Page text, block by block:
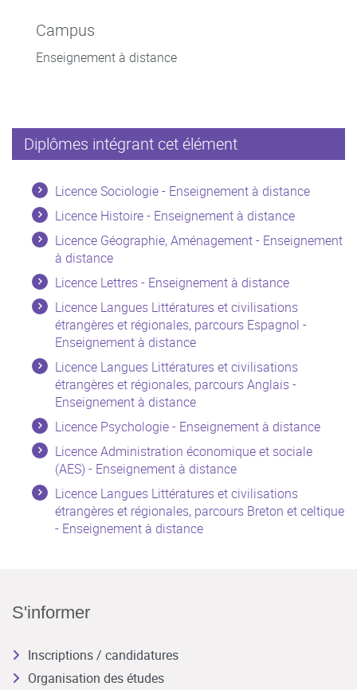
Campus
Enseignement à distance
Diplômes intégrant cet élément
Licence Sociologie - Enseignement à distance
Licence Histoire - Enseignement à distance
Licence Géographie, Aménagement - Enseignement
à distance
Licence Lettres - Enseignement à distance
Licence Langues Littératures et civilisations
étrangères et régionales, parcours Espagnol -
Enseignement à distance
Licence Langues Littératures et civilisations
étrangères et régionales, parcours Anglais -
Enseignement à distance
Licence Psychologie - Enseignement à distance
Licence Administration économique et sociale
(AES) - Enseignement à distance
Licence Langues Littératures et civilisations
étrangères et régionales, parcours Breton et celtique
- Enseignement à distance
S'informer
Inscriptions / candidatures
Organisation des études